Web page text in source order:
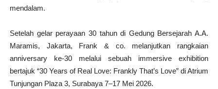
mendalam.
Setelah gelar perayaan 30 tahun di Gedung Bersejarah A.A.
Maramis, Jakarta, Frank & co. melanjutkan rangkaian
anniversary ke-30 melalui sebuah immersive exhibition
bertajuk “30 Years of Real Love: Frankly That’s Love” di Atrium
Tunjungan Plaza 3, Surabaya 7–17 Mei 2026.